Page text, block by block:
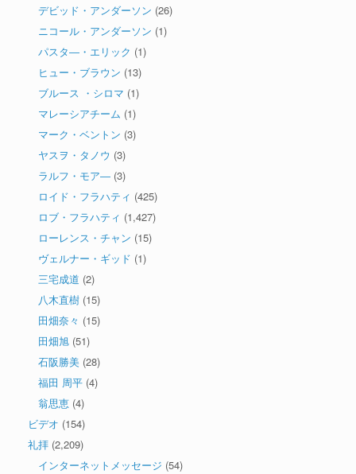
デビッド・アンダーソン (26)
ニコール・アンダーソン (1)
パスタ―・エリック (1)
ヒュー・ブラウン (13)
ブルース ・シロマ (1)
マレーシアチーム (1)
マーク・ベントン (3)
ヤスヲ・タノウ (3)
ラルフ・モア― (3)
ロイド・フラハティ (425)
ロブ・フラハティ (1,427)
ローレンス・チャン (15)
ヴェルナー・ギッド (1)
三宅成道 (2)
八木直樹 (15)
田畑奈々 (15)
田畑旭 (51)
石阪勝美 (28)
福田 周平 (4)
翁思恵 (4)
ビデオ (154)
礼拝 (2,209)
インターネットメッセージ (54)